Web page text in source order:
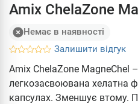
Amix ChelaZone
Немає в наявності
Залишити відгук
Amix ChelaZone MagneChel
легкозасвоювана хелатна
капсулах. Зменшує втому.